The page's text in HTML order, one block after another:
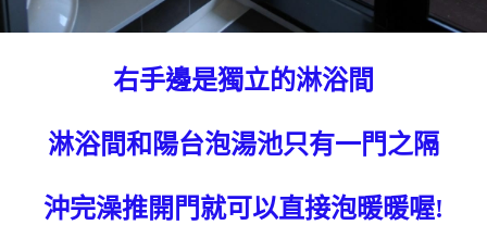
右手邊是獨立的淋浴間
淋浴間和陽台泡湯池只有一門之隔
沖完澡推開門就可以直接泡暖暖喔!